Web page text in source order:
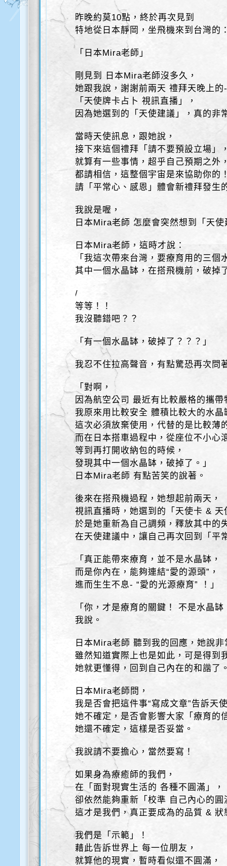
昨晚約莫10點，終於再次見到
特地從日本靜岡，坐飛機來到台灣的
「日本Mira老師」
剛見到 日本Mira老師沒多久，
她跟我說，謝謝前兩天 禮拜天晚上的
「天使牌卡占卜 視訊直播」，
因為她選到的「天使建議」，真的非
當時天使訊息，跟她說，
接下來這個禮拜「請不要預設立場」
就算有一些事情，超乎自己預期之外
都請相信，這整個宇宙是來協助你的
請「平常心、感恩」體會新禮拜發生
我說是喔，
日本Mira老師 怎麼會突然想到「天
日本Mira老師，這時才說：
「我這次帶來台灣，要療育用的三個
其中一個水晶缽，在搭飛機前，破掉
/
等等！！
我沒聽錯吧？？
「有一個水晶缽，破掉了？？？」
我忍不住拉高聲音，有點驚恐再次問
「對啊，
因為航空公司 最近有比較嚴格的攜帶
我原來用比較安全 體積比較大的水晶
這次必須放棄使用，代替的是比較薄
而在日本搭車過程中，從座位不小心
等到再打開收納包的時候，
發現其中一個水晶缽，破掉了。」
日本Mira老師 有點苦笑的說著。
後來在搭飛機過程，她想起前兩天，
視訊直播時，她選到的「天使卡 & 天
於是她重新為自己調頻，釋放其中的
在天使建議中，讓自己再次回到「平
「真正能帶來療育，並不是水晶缽，
而是你內在，能夠連結“愛的源頭”，
進而生生不息- “愛的光源療育” ！」
「你，才是療育的關鍵！ 不是水晶缽
我說。
日本Mira老師 聽到我的回應，她說
雖然知道實際上也是如此，可是得到
她就更懂得，回到自己內在的和諧了
日本Mira老師問，
我是否會把這件事“寫成文章”告訴天
她不確定，是否會影響大家「療育的
她還不確定，這樣是否妥當。
我說請不要擔心，當然要寫！
如果身為療癒師的我們，
在「面對現實生活的 各種不圓滿」，
卻依然能夠重新「校準 自己內心的圓
這才是我們，真正要成為的品質 & 狀
我們是「示範」！
藉此告訴世界上 每一位朋友，
就算他的現實，暫時看似還不圓滿，